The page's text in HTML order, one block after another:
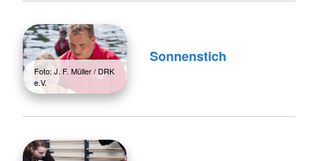
Foto: J. F. Müller / DRK
e.V.
Sonnenstich